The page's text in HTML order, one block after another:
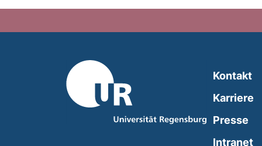
Kontakt
Karriere
Presse
Intranet